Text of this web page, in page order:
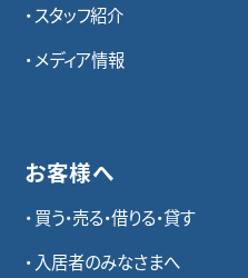
スタッフ紹介
メディア情報
お客様へ
買う・売る・借りる・貸す
入居者のみなさまへ